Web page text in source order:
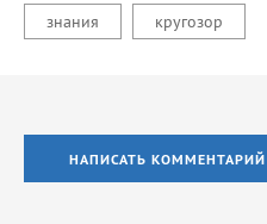
знания кругозор
НАПИСАТЬ КОММЕНТАРИЙ